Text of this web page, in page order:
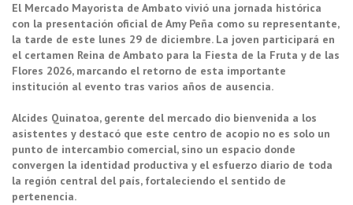
El Mercado Mayorista de Ambato vivió una jornada histórica
con la presentación oficial de Amy Peña como su representante,
la tarde de este lunes 29 de diciembre. La joven participará en
el certamen Reina de Ambato para la Fiesta de la Fruta y de las
Flores 2026, marcando el retorno de esta importante
institución al evento tras varios años de ausencia.
Alcides Quinatoa, gerente del mercado dio bienvenida a los
asistentes y destacó que este centro de acopio no es solo un
punto de intercambio comercial, sino un espacio donde
convergen la identidad productiva y el esfuerzo diario de toda
la región central del país, fortaleciendo el sentido de
pertenencia.